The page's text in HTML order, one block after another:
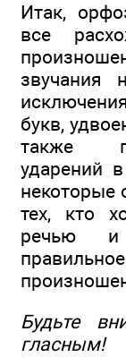
Итак,
все
звучания
букв,
также
ударений
некоторые
тех, кто
речью и
Будьте
гласным!